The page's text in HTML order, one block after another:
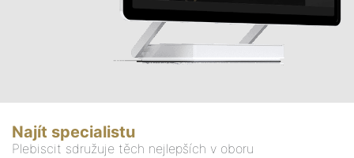
Najít specialistu
Plebiscit sdružuje těch nejlepších v oboru